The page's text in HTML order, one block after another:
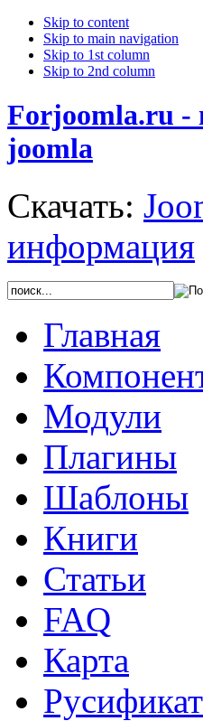
Skip to content
Skip to main navigation
Skip to 1st column
Skip to 2nd column
Forjoomla.ru -
joomla
Скачать:
информация
Главная
Модули
Плагины
Шаблоны
Книги
Статьи
FAQ
Карта